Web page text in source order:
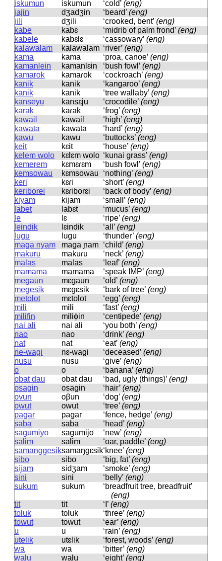
iskumun
iskumun ‘cold’ (eng)
jajin
dʒadʒin ‘beard’ (eng)
jili
dʒili ‘crooked, bent’ (eng)
kabe
kabɛ ‘midrib of palm frond’ (eng)
kabele
kabɛlɛ ‘cassowary’ (eng)
kalawalam
kalawalam ‘river’ (eng)
kama
kama ‘proa, canoe’ (eng)
kamanlein
kamanlɛin ‘bush fowl’ (eng)
kamarok
kamaɾok ‘cockroach’ (eng)
kanik
kanik ‘kangaroo’ (eng)
kanik
kanik ‘tree wallaby’ (eng)
kanseyu
kansɛju ‘crocodile’ (eng)
karak
kaɾak ‘frog’ (eng)
kawail
kawail ‘high’ (eng)
kawata
kawata ‘hard’ (eng)
kawu
kawu ‘buttocks’ (eng)
keit
kɛit ‘house’ (eng)
kelem wolo
kɛlɛm wolo ‘kunai grass’ (eng)
kemerem
kɛmɛɾɛm ‘bush fowl’ (eng)
kemsowau
kɛmsowau ‘nothing’ (eng)
keri
kɛɾi ‘short’ (eng)
keriborei
kɛɾiboɾɛi ‘back of body’ (eng)
kiyam
kijam ‘small’ (eng)
labet
labɛt ‘mucus’ (eng)
le
lɛ ‘ripe’ (eng)
leindik
lɛindik ‘all’ (eng)
lugu
luɡu ‘thunder’ (eng)
maga nyam
maɡa ɲam ‘child’ (eng)
makuru
makuɾu ‘neck’ (eng)
malas
malas ‘leaf’ (eng)
mamama
mamama ‘speak IMP’ (eng)
megaun
mɛɡaun ‘old’ (eng)
megesik
mɛɡɛsik ‘bark of tree’ (eng)
metolot
mɛtolot ‘egg’ (eng)
mili
mili ‘fast’ (eng)
milifin
miliɸin ‘centipede’ (eng)
nai ali
nai ali ‘you both’ (eng)
nao
nao ‘drink’ (eng)
nat
nat ‘eat’ (eng)
ne-wagi
nɛ-waɡi ‘deceased’ (eng)
nusu
nusu ‘give’ (eng)
o
o ‘banana’ (eng)
obat dau
obat dau ‘bad, ugly (things)’ (eng)
osagin
osaɡin ‘hair’ (eng)
ovun
oβun ‘dog’ (eng)
owut
owut ‘tree’ (eng)
pagar
paɡaɾ ‘fence, hedge’ (eng)
saba
saba ‘head’ (eng)
sagumiyo
saɡumijo ‘new’ (eng)
salim
salim ‘oar, paddle’ (eng)
samanggesiksamaŋɡɛsik‘knee’ (eng)
sibo
sibo ‘big, fat’ (eng)
sijam
sidʒam ‘smoke’ (eng)
sini
sini ‘belly’ (eng)
sukum
sukum
‘breadfruit tree, breadfruit’
(eng)
tit
tit ‘I’ (eng)
toluk
toluk ‘three’ (eng)
towut
towut ‘ear’ (eng)
u
u ‘rain’ (eng)
utelik
utɛlik ‘forest, woods’ (eng)
wa
wa ‘bitter’ (eng)
walu
walu ‘eight’ (eng)